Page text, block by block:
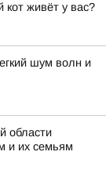
живёт у вас?
шум волн и
области
и их семьям